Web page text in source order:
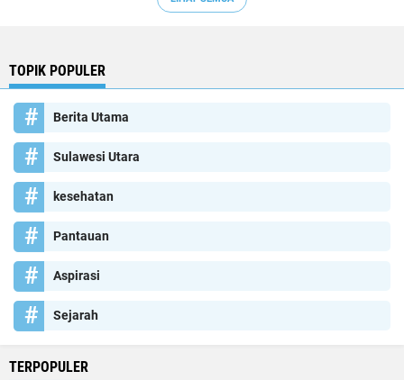
TOPIK POPULER
Berita Utama
Sulawesi Utara
kesehatan
Pantauan
Aspirasi
Sejarah
TERPOPULER